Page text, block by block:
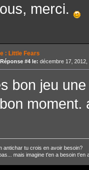
merci.
: Little Fears
Réponse #4 le: décembre 17, 2012,
bon jeu
moment.
antichar tu crois en avoir besoin?
mais imagine t'en a besoin t'en